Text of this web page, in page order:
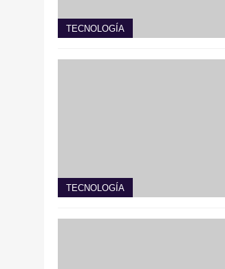
TECNOLOGÍA
TECNOLOGÍA